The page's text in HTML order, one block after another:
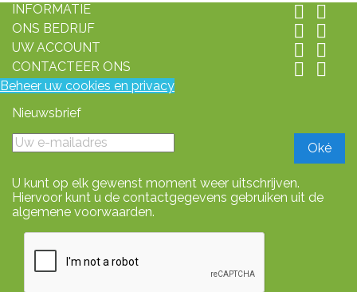
INFORMATIE
 
ONS BEDRIJF  
UW ACCOUNT  
CONTACTEER ONS  
Beheer uw cookies en privacy
Nieuwsbrief
U kunt op elk gewenst moment weer uitschrijven.
Hiervoor kunt u de contactgegevens gebruiken uit de
algemene voorwaarden.